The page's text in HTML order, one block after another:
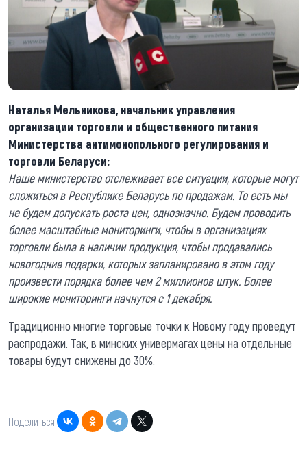
Наталья Мельникова, начальник управления
организации торговли и общественного питания
Министерства антимонопольного регулирования и
торговли Беларуси:
Наше министерство отслеживает все ситуации, которые могут
сложиться в Республике Беларусь по продажам. То есть мы
не будем допускать роста цен, однозначно. Будем проводить
более масштабные мониторинги, чтобы в организациях
торговли была в наличии продукция, чтобы продавались
новогодние подарки, которых запланировано в этом году
произвести порядка более чем 2 миллионов штук. Более
широкие мониторинги начнутся с 1 декабря.
Традиционно многие торговые точки к Новому году проведут
распродажи. Так, в минских универмагах цены на отдельные
товары будут снижены до 30%.
Поделиться: